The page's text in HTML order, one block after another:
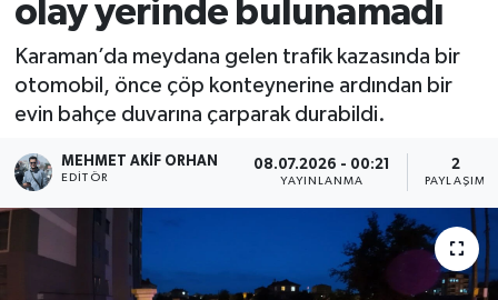
olay yerinde bulunamadı
Karaman’da meydana gelen trafik kazasında bir
otomobil, önce çöp konteynerine ardından bir
evin bahçe duvarına çarparak durabildi.
MEHMET AKIF ORHAN
EDITÖR
08.07.2026 - 00:21
YAYINLANMA
2
PAYLAŞIM